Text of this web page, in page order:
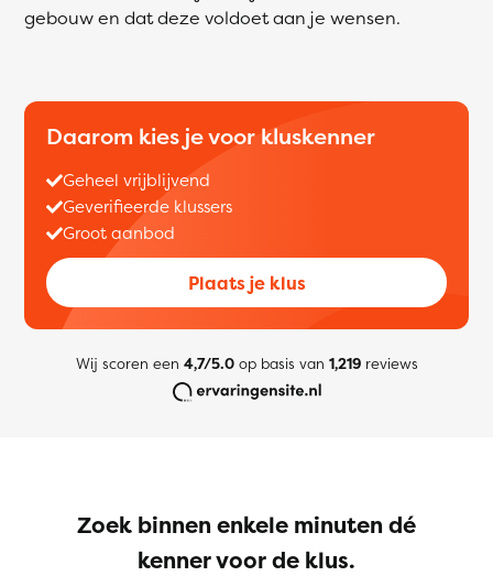
gebouw en dat deze voldoet aan je wensen.
Daarom kies je voor kluskenner
Geheel vrijblijvend
Geverifieerde klussers
Groot aanbod
Plaats je klus
Wij scoren een 4,7/5.0op basis van 1,219reviews
Zoek binnen enkele minuten dé
kenner voor de klus.